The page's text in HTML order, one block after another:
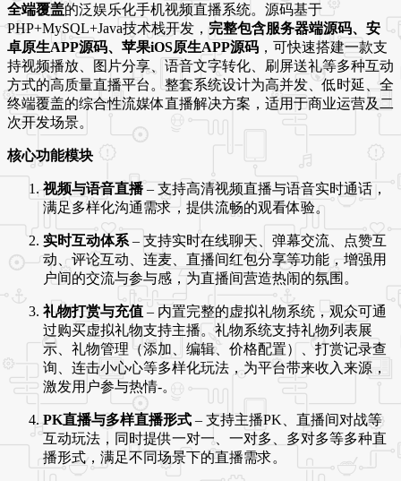
全端覆盖的泛娱乐化手机视频直播系统。源码基于
PHP+MySQL+Java技术栈开发， 完整包含服务器端源码、安
卓原生APP源码、苹果iOS原生APP源码 ，可快速搭建一款支
持视频播放、图片分享、语音文字转化、刷屏送礼等多种互动
方式的高质量直播平台 。整套系统设计为高并发、低时延、全
终端覆盖的综合性流媒体直播解决方案，适用于商业运营及二
次开发场景。
核心功能模块
视频与语音直播– 支持高清视频直播与语音实时通话，
满足多样化沟通需求，提供流畅的观看体验。
实时互动体系 – 支持实时在线聊天、弹幕交流、点赞互
动、评论互动、连麦、直播间红包分享等功能，增强用
户间的交流与参与感，为直播间营造热闹的氛围 。
礼物打赏与充值 – 内置完整的虚拟礼物系统，观众可通
过购买虚拟礼物支持主播。礼物系统支持礼物列表展
示、礼物管理（添加、编辑、价格配置）、打赏记录查
询、连击小心心等多样化玩法，为平台带来收入来源，
激发用户参与热情-。
PK直播与多样直播形式 – 支持主播PK、直播间对战等
互动玩法，同时提供一对一、一对多、多对多等多种直
播形式，满足不同场景下的直播需求。